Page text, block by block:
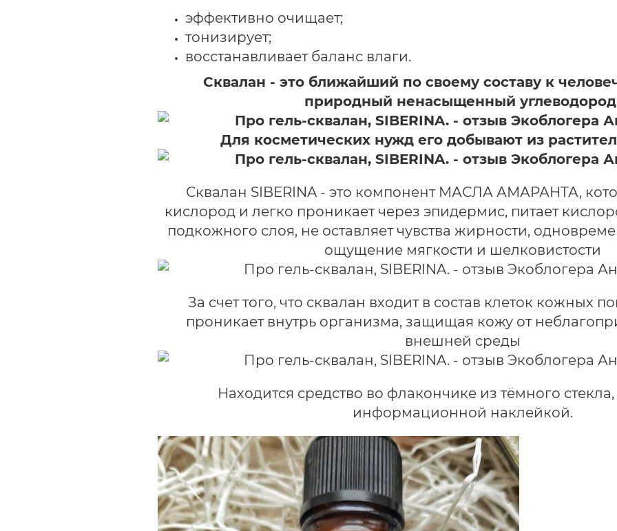
эффективно очищает;
тонизирует;
восстанавливает баланс влаги.
Сквалан - это ближайший по своему составу к
природный ненасыщенный углеводород
Для косметических нужд его добывают из
Сквалан SIBERINA - это компонент МАСЛА АМАРАНТА,
кислород и легко проникает через эпидермис, питает
подкожного слоя, не оставляет чувства жирности,
ощущение мягкости и шелковистости
За счет того, что сквалан входит в состав клеток кожных
проникает внутрь организма, защищая кожу от
внешней среды
Находится средство во флакончике из тёмного
информационной наклейкой.